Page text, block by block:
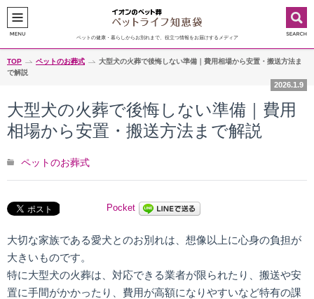
ペットの健康・暮らしからお別れまで、役立つ情報をお届けするメディア
TOP ペットのお葬式
大型犬の火葬で後悔しない準備｜費用相場から安置・搬送方法ま
で解説
大型犬の火葬で後悔しない準備｜費用
相場から安置・搬送方法まで解説
2026.1.9
ペットのお葬式
Pocket
大切な家族である愛犬とのお別れは、想像以上に心身の負担が
大きいものです。
特に大型犬の火葬は、対応できる業者が限られたり、搬送や安
置に手間がかかったり、費用が高額になりやすいなど特有の課